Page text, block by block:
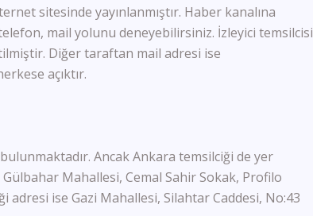
TRT Müzik
TRT Eba İlkokul
Smart Spor HD
Govend Tv
Ronahi Tv
Havin Tv
sitesinde yayınlanmıştır. Haber kanalına
mail yolunu deneyebilirsiniz. İzleyici temsilcisi
Diğer taraftan mail adresi ise
açıktır.
Ancak Ankara temsilciği de yer
Mahallesi, Cemal Sahir Sokak, Profilo
adresi ise Gazi Mahallesi, Silahtar Caddesi, No:43